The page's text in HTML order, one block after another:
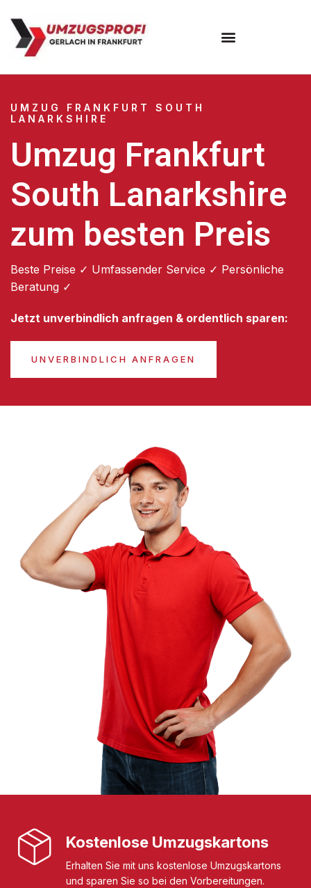
UMZUG FRANKFURT SOUTH
LANARKSHIRE
Umzug Frankfurt
South Lanarkshire
zum besten Preis
Beste Preise ✓ Umfassender Service ✓ Persönliche
Beratung ✓
Jetzt unverbindlich anfragen & ordentlich sparen:
UNVERBINDLICH ANFRAGEN
Kostenlose Umzugskartons
Erhalten Sie mit uns kostenlose Umzugskartons
und sparen Sie so bei den Vorbereitungen.